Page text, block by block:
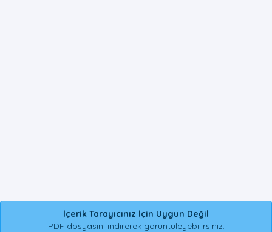
İçerik Tarayıcınız İçin Uygun Değil
PDF dosyasını indirerek görüntüleyebilirsiniz.